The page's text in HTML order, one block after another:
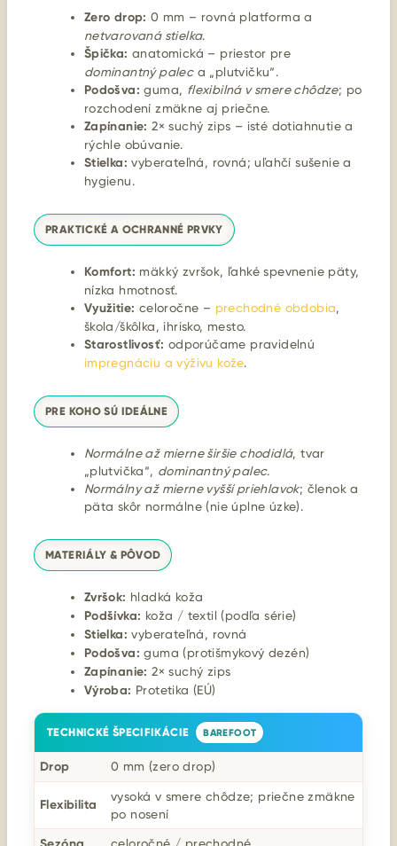
Zero drop: 0 mm – rovná platforma a
netvarovaná stielka.
Špička: anatomická – priestor pre
dominantný paleca „plutvičku“.
Podošva: guma, flexibilná v smere chôdze; po
rozchodení zmäkne aj priečne.
Zapínanie: 2× suchý zips – isté dotiahnutie a
rýchle obúvanie.
Stielka: vyberateľná, rovná; uľahčí sušenie a
hygienu.
PRAKTICKÉ A OCHRANNÉ PRVKY
Komfort: mäkký zvršok, ľahké spevnenie päty,
nízka hmotnosť.
Využitie: celoročne – prechodné obdobia,
škola/škôlka, ihrisko, mesto.
Starostlivosť: odporúčame pravidelnú
impregnáciu a výživu kože.
PRE KOHO SÚ IDEÁLNE
Normálne až mierne širšie chodidlá, tvar
„plutvička“, dominantný palec.
Normálny až mierne vyšší priehlavok; členok a
päta skôr normálne (nie úplne úzke).
MATERIÁLY & PÔVOD
Zvršok: hladká koža
Podšívka: koža / textil (podľa série)
Stielka: vyberateľná, rovná
Podošva: guma (protišmykový dezén)
Zapínanie: 2× suchý zips
Výroba: Protetika (EÚ)
TECHNICKÉ ŠPECIFIKÁCIE BAREFOOT
Drop 0 mm (zero drop)
Flexibilita
vysoká v smere chôdze; priečne zmäkne
po nosení